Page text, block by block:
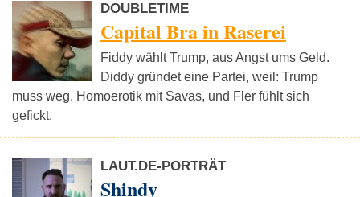
DOUBLETIME
Capital Bra in Raserei
Fiddy wählt Trump, aus Angst ums Geld.
Diddy gründet eine Partei, weil: Trump
muss weg. Homoerotik mit Savas, und Fler fühlt sich
gefickt.
LAUT.DE-PORTRÄT
Shindy